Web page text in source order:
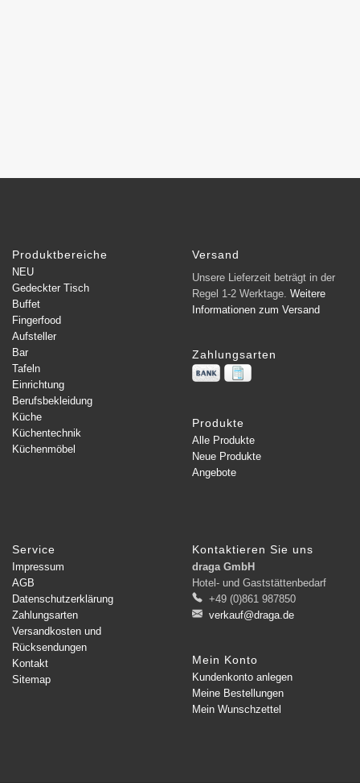
Produktbereiche
NEU
Gedeckter Tisch
Buffet
Fingerfood
Aufsteller
Bar
Tafeln
Einrichtung
Berufsbekleidung
Küche
Küchentechnik
Küchenmöbel
Versand
Unsere Lieferzeit beträgt in der
Regel 1-2 Werktage. Weitere
Informationen zum Versand
Zahlungsarten
Produkte
Alle Produkte
Neue Produkte
Angebote
Service
Impressum
AGB
Datenschutzerklärung
Zahlungsarten
Versandkosten und
Rücksendungen
Kontakt
Sitemap
Kontaktieren Sie uns
draga GmbH
Hotel- und Gaststättenbedarf
+49 (0)861 987850
verkauf@draga.de
Mein Konto
Kundenkonto anlegen
Meine Bestellungen
Mein Wunschzettel